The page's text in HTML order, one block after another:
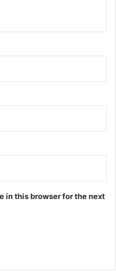
in this browser for the next